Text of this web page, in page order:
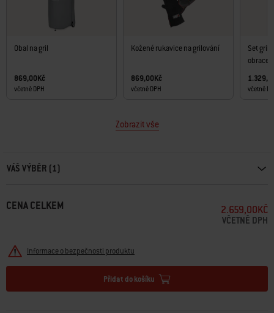
Obal na gril
869,00Kč
včetně DPH
Kožené rukavice na grilování
869,00Kč
včetně DPH
Set
včetně
Zobrazit vše
VÁŠ VÝBĚR (1)
CENA CELKEM 2.659,00KČ
VČETNĚ DPH
Informace o bezpečnosti produktu
Přidat do košíku